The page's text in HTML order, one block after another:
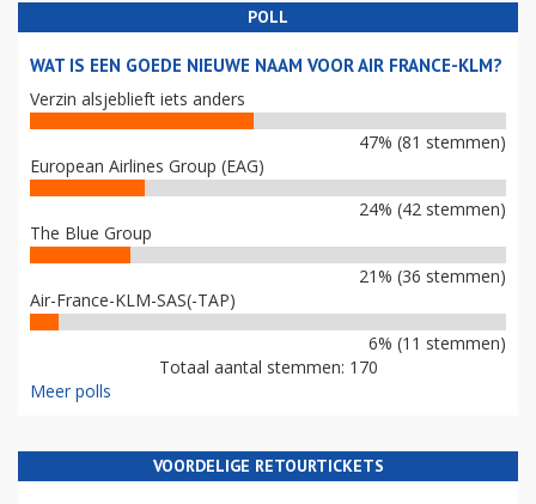
POLL
WAT IS EEN GOEDE NIEUWE NAAM VOOR AIR FRANCE-KLM?
Verzin alsjeblieft iets anders
47% (81 stemmen)
European Airlines Group (EAG)
24% (42 stemmen)
The Blue Group
21% (36 stemmen)
Air-France-KLM-SAS(-TAP)
6% (11 stemmen)
Totaal aantal stemmen: 170
Meer polls
VOORDELIGE RETOURTICKETS